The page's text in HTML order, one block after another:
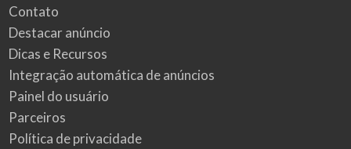
Contato
Destacar anúncio
Dicas e Recursos
Integração automática de anúncios
Painel do usuário
Parceiros
Política de privacidade